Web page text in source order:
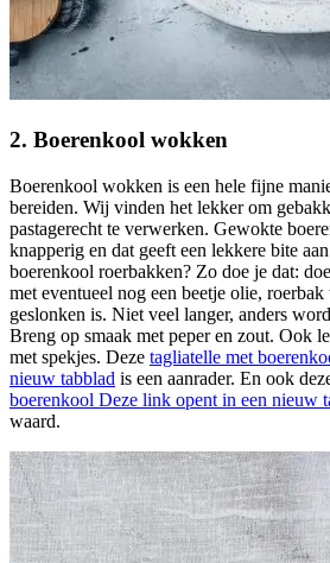
2. Boerenkool wokken
Boerenkool wokken is een hele fijne
bereiden. Wij vinden het lekker om
pastagerecht te verwerken. Gewokte
knapperig en dat geeft een lekkere bite
boerenkool roerbakken? Zo doe je dat:
met eventueel nog een beetje olie,
geslonken is. Niet veel langer, anders
Breng op smaak met peper en zout. Ook
met spekjes. Deze tagliatelle met
nieuw tabblad is een aanrader. En ook
boerenkool Deze link opent in een nieuw
waard.